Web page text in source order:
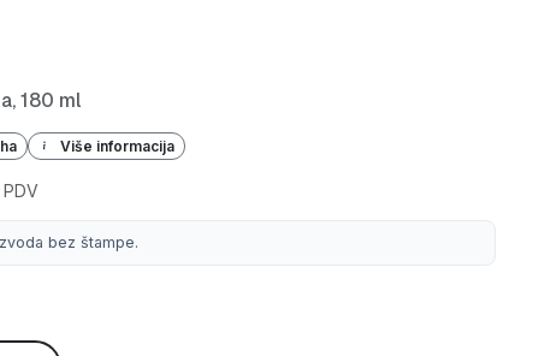
180 ml
Više informacija
bez štampe.